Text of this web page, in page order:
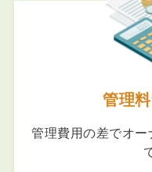
管理
管理費用の差でオー